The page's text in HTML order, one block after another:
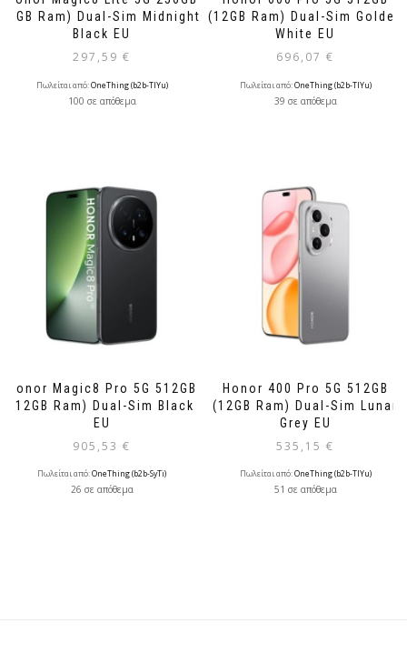
(8GB Ram) Dual-Sim Midnight
Black EU
297,59 €
Πωλείται από:OneThing (b2b-TlYu)
100 σε απόθεμα
(12GB Ram) Dual-Sim Golden
White EU
696,07 €
Πωλείται από:OneThing (b2b-TlYu)
39 σε απόθεμα
Honor Magic8 Pro 5G 512GB
(12GB Ram) Dual-Sim Black
EU
905,53 €
Πωλείται από:OneThing (b2b-SyTi)
26 σε απόθεμα
Honor 400 Pro 5G 512GB
(12GB Ram) Dual-Sim Lunar
Grey EU
535,15 €
Πωλείται από:OneThing (b2b-TlYu)
51 σε απόθεμα